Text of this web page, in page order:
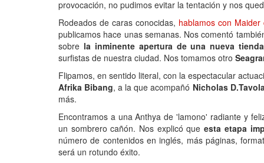
provocación, no pudimos evitar la tentación y nos
Rodeados de caras conocidas, hablamos con Maider
publicamos hace unas semanas. Nos comentó
sobre la inminente apertura de una nueva
surfistas de nuestra ciudad. Nos tomamos otro
Flipamos, en sentido literal, con la espectacular
Afrika Bibang, a la que acompañó Nicholas
más.
Encontramos a una Anthya de 'lamono' radiante y
un sombrero cañón. Nos explicó que esta etapa
número de contenidos en inglés, más páginas,
será un rotundo éxito.